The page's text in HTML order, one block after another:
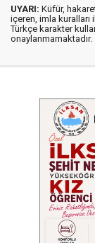
UYARI: Küfür,
içeren, imla kuralları
Türkçe karakter
onaylanmamaktadır.